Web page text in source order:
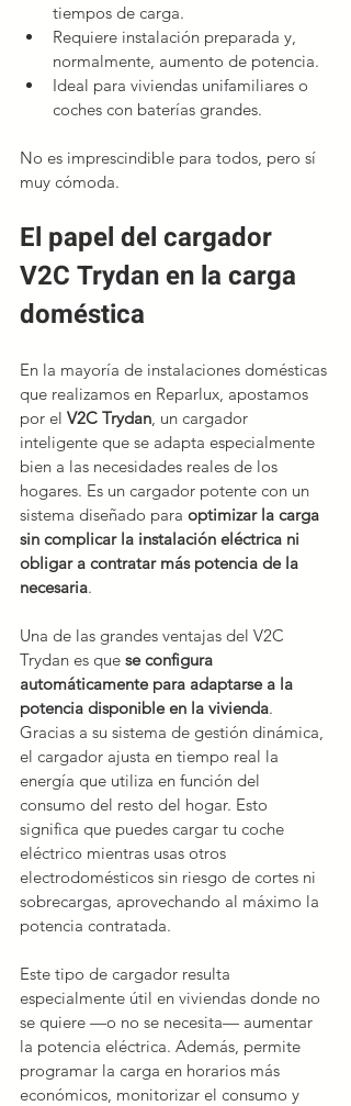
tiempos de carga.
Requiere instalación preparada y,
normalmente, aumento de potencia.
Ideal para viviendas unifamiliares o
coches con baterías grandes.
No es imprescindible para todos, pero sí
muy cómoda.
El papel del cargador
V2C Trydan en la carga
doméstica
En la mayoría de instalaciones domésticas
que realizamos en Reparlux, apostamos
por el V2C Trydan, un cargador
inteligente que se adapta especialmente
bien a las necesidades reales de los
hogares. Es un cargador potente con un
sistema diseñado para optimizar la carga
sin complicar la instalación eléctrica ni
obligar a contratar más potencia de la
necesaria.
Una de las grandes ventajas del V2C
Trydan es que se configura
automáticamente para adaptarse a la
potencia disponible en la vivienda.
Gracias a su sistema de gestión dinámica,
el cargador ajusta en tiempo real la
energía que utiliza en función del
consumo del resto del hogar. Esto
significa que puedes cargar tu coche
eléctrico mientras usas otros
electrodomésticos sin riesgo de cortes ni
sobrecargas, aprovechando al máximo la
potencia contratada.
Este tipo de cargador resulta
especialmente útil en viviendas donde no
se quiere —o no se necesita— aumentar
la potencia eléctrica. Además, permite
programar la carga en horarios más
económicos, monitorizar el consumo y